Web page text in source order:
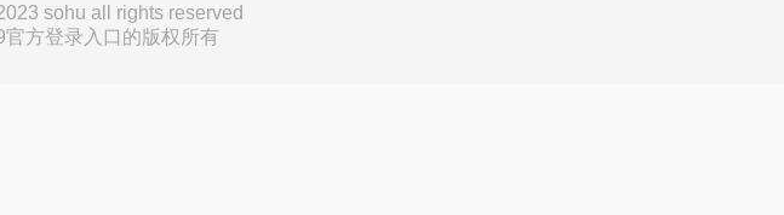
sohu all rights reserved
方登录入口的版权所有